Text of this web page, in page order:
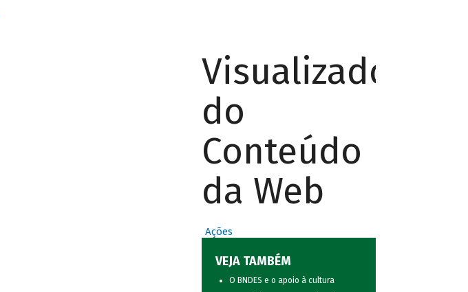
Visualizador
do
Conteúdo
da Web
Ações
VEJA TAMBÉM
O BNDES e o apoio à cultura